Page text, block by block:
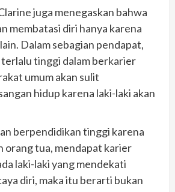
juga menegaskan bahwa
membatasi diri hanya karena
Dalam sebagian pendapat,
tinggi dalam berkarier
umum akan sulit
hidup karena laki-laki akan
berpendidikan tinggi karena
orang tua, mendapat karier
laki-laki yang mendekati
diri, maka itu berarti bukan